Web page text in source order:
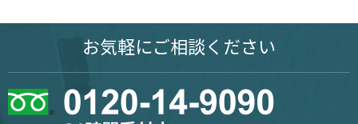
お気軽にご相談ください